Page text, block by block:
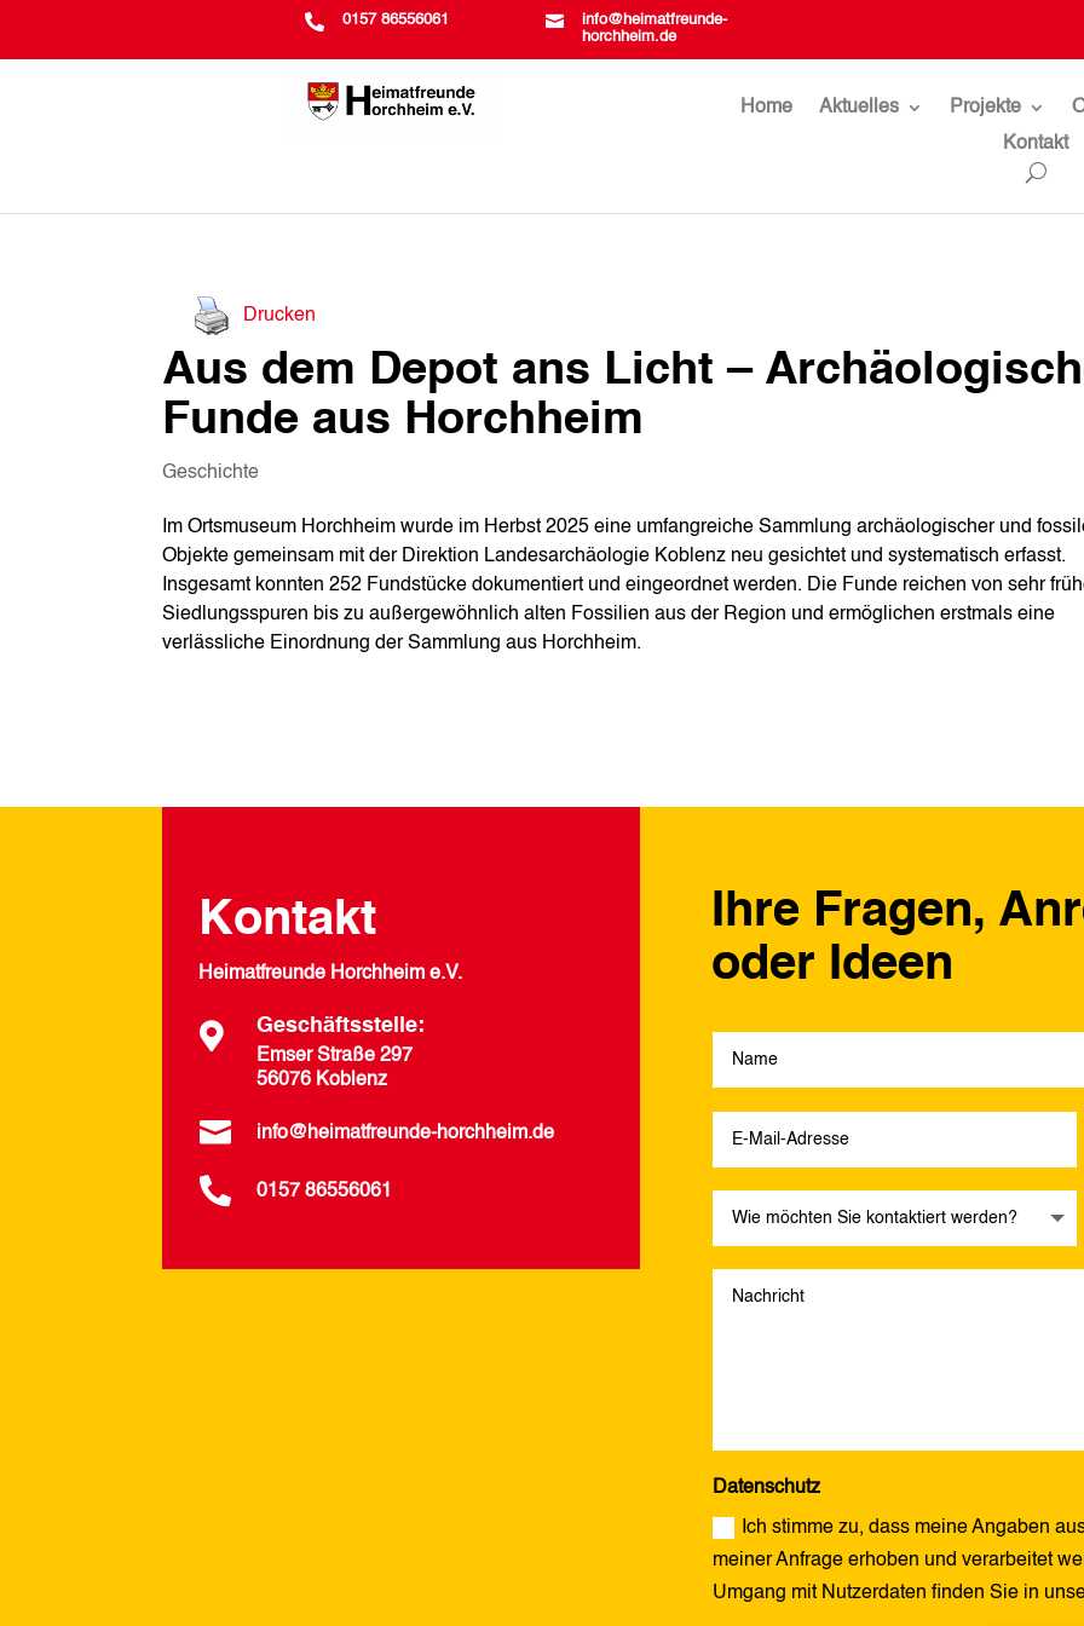
 0157 86556061 
info@heimatfreunde-
horchheim.de
Home Aktuelles Projekte
Kontakt
Drucken
Aus dem Depot ans Licht –
Funde aus Horchheim
Geschichte
Im Ortsmuseum Horchheim wurde im Herbst 2025 eine umfangreiche Sammlung archäologischer und
Objekte gemeinsam mit der Direktion Landesarchäologie Koblenz neu gesichtet und systematisch erfasst.
Insgesamt konnten 252 Fundstücke dokumentiert und eingeordnet werden. Die Funde reichen von sehr
Siedlungsspuren bis zu außergewöhnlich alten Fossilien aus der Region und ermöglichen erstmals eine
verlässliche Einordnung der Sammlung aus Horchheim.
Kontakt
Heimatfreunde Horchheim e.V.
 Geschäftsstelle:
Emser Straße 297
56076 Koblenz
 info@heimatfreunde-horchheim.de
 0157 86556061
Ihre Fragen,
oder Ideen
Datenschutz
Ich stimme zu, dass meine Angaben
meiner Anfrage erhoben und verarbeitet
Umgang mit Nutzerdaten finden Sie in